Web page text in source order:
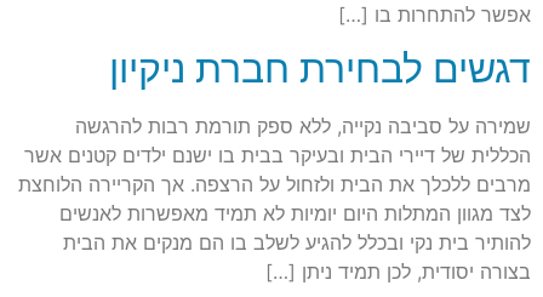
אפשר להתחרות בו […]
דגשים לבחירת חברת ניקיון
שמירה על סביבה נקייה, ללא ספק תורמת רבות להרגשה
הכללית של דיירי הבית ובעיקר בבית בו ישנם ילדים קטנים אשר
מרבים ללכלך את הבית ולזחול על הרצפה. אך הקריירה הלוחצת
לצד מגוון המתלות היום יומיות לא תמיד מאפשרות לאנשים
להותיר בית נקי ובכלל להגיע לשלב בו הם מנקים את הבית
בצורה יסודית, לכן תמיד ניתן […]